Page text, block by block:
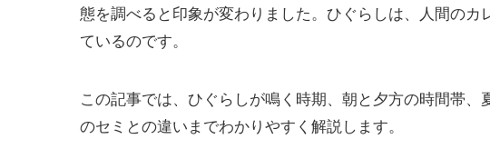
態を調べると印象が変わりました。ひぐらしは、人間の
ているのです。
この記事では、ひぐらしが鳴く時期、朝と夕方の時間帯
のセミとの違いまでわかりやすく解説します。